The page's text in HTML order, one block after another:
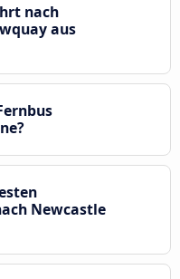
nach
aus
Newcastle